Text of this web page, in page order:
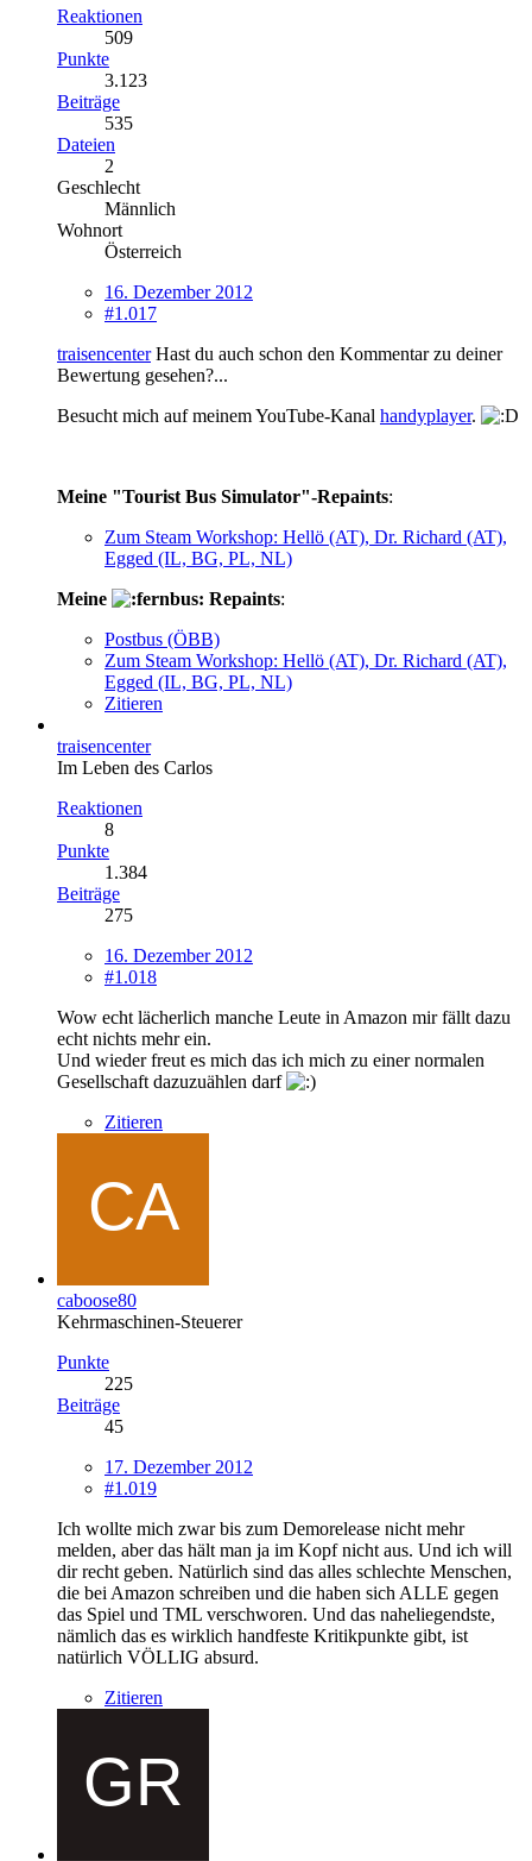
Reaktionen
509
Punkte
3.123
Beiträge
535
Dateien
2
Geschlecht
Männlich
Wohnort
Österreich
16. Dezember 2012
#1.017
traisencenterHast du auch schon den Kommentar zu deiner
Bewertung gesehen?...
Besucht mich auf meinem YouTube-Kanal handyplayer.
Meine "Tourist Bus Simulator"-Repaints:
Zum Steam Workshop: Hellö (AT), Dr. Richard (AT),
Egged (IL, BG, PL, NL)
Meine
Repaints:
Postbus (ÖBB)
Zum Steam Workshop: Hellö (AT), Dr. Richard (AT),
Egged (IL, BG, PL, NL)
Zitieren
traisencenter
Im Leben des Carlos
Reaktionen
8
Punkte
1.384
Beiträge
275
16. Dezember 2012
#1.018
Wow echt lächerlich manche Leute in Amazon mir fällt dazu
echt nichts mehr ein.
Und wieder freut es mich das ich mich zu einer normalen
Gesellschaft dazuzuählen darf
Zitieren
caboose80
Kehrmaschinen-Steuerer
Punkte
225
Beiträge
45
17. Dezember 2012
#1.019
Ich wollte mich zwar bis zum Demorelease nicht mehr
melden, aber das hält man ja im Kopf nicht aus. Und ich will
dir recht geben. Natürlich sind das alles schlechte Menschen,
die bei Amazon schreiben und die haben sich ALLE gegen
das Spiel und TML verschworen. Und das naheliegendste,
nämlich das es wirklich handfeste Kritikpunkte gibt, ist
natürlich VÖLLIG absurd.
Zitieren